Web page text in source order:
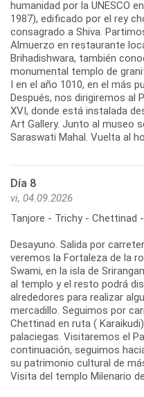
humanidad por la UNESCO en
1987), edificado por el rey
consagrado a Shiva.
Almuerzo en restaurante
Brihadishwara, también
monumental templo de
I en el año 1010, en el más
Después, nos dirigiremos al
XVI, donde está instalada
Art Gallery. Junto al museo
Saraswati Mahal. Vuelta al
Día 8
vi, 04.09.2026
Tanjore - Trichy - Chettinad
Desayuno. Salida por
veremos la Fortaleza de la
Swami, en la isla de
al templo y el resto podrá
alrededores para realizar
mercadillo. Seguimos por
Chettinad en ruta (
palaciegas. Visitaremos el
continuación, seguimos
su patrimonio cultural de
Visita del templo Milenario